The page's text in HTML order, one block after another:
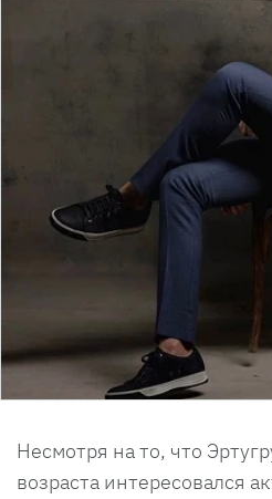
Несмотря на то, что
возраста интересовался